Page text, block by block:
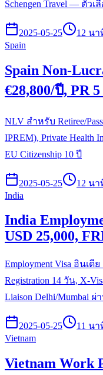
Schengen Travel — ตัว
2025-05-25
12 นา
Spain
Spain Non-
€28,800/ปี, PR 5
NLV สำหรับ Retiree/
IPREM), Private Health
EU Citizenship 10 ปี
2025-05-25
12 นา
India
India
USD 25,000,
Employment Visa อินเดี
Registration 14 วัน, X-
Liaison Delhi/Mumbai ผ่
2025-05-25
11 นา
Vietnam
Vietnam Work